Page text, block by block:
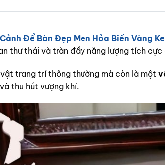
Để Bàn Đẹp Men Hỏa Biến Vàng
thư thái và tràn đầy năng lượng tích cực
trang trí thông thường mà còn là một
thu hút vượng khí.